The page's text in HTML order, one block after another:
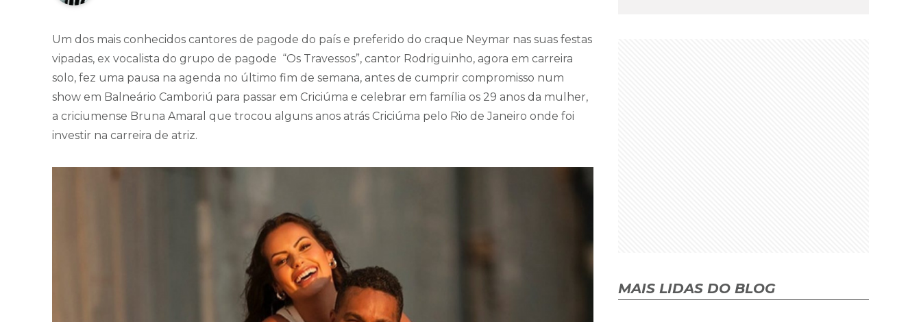
Um dos mais conhecidos cantores de pagode do país e preferido do craque Neymar nas suas festas
vipadas, ex vocalista do grupo de pagode “Os Travessos”, cantor Rodriguinho, agora em carreira
solo, fez uma pausa na agenda no último fim de semana, antes de cumprir compromisso num
show em Balneário Camboriú para passar em Criciúma e celebrar em família os 29 anos da mulher,
a criciumense Bruna Amaral que trocou alguns anos atrás Criciúma pelo Rio de Janeiro onde foi
investir na carreira de atriz.
MAIS LIDAS DO BLOG